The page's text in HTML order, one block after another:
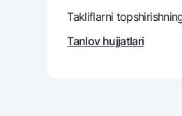
Takliflarni
Tanlov hujjatlari